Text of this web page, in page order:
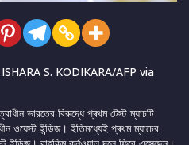
S. KODIKARA/AFP via
ভারতের বিরুদ্ধে প্ৰথম টেস্ট ম্যাচটি
ওয়েস্ট ইন্ডিজ। ইতিমধ্যেই প্ৰথম ম্যাচের